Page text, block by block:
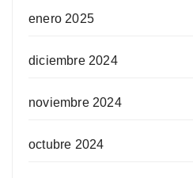
enero 2025
diciembre 2024
noviembre 2024
octubre 2024